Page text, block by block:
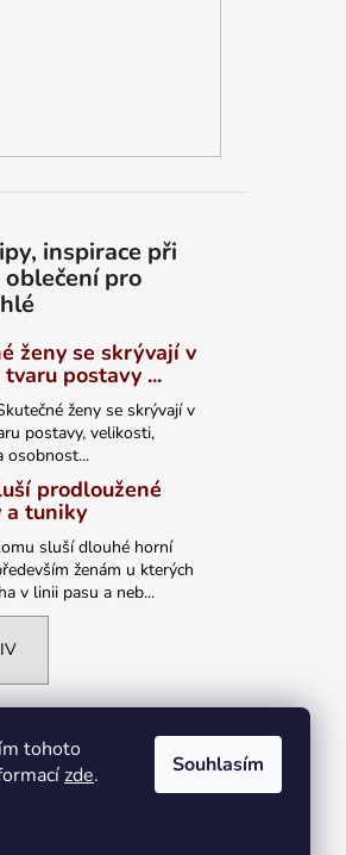
tohoto
zde. Souhlasím
inspirace při
pro
ženy se skrývají v
postavy ...
ženy se skrývají v
postavy, velikosti,
osobnost...
prodloužené
a tuniky
sluší dlouhé horní
ženám u kterých
v linii pasu a neb...